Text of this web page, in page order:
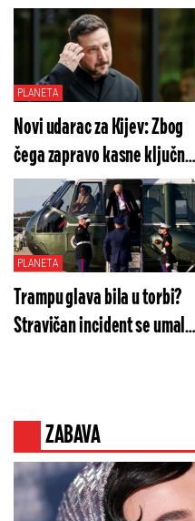
PLANETA
Novi udarac za Kijev: Zbog
čega zapravo kasne ključne
rakete?
PLANETA
Trampu glava bila u torbi?
Stravičan incident se umalo
ZABAVA